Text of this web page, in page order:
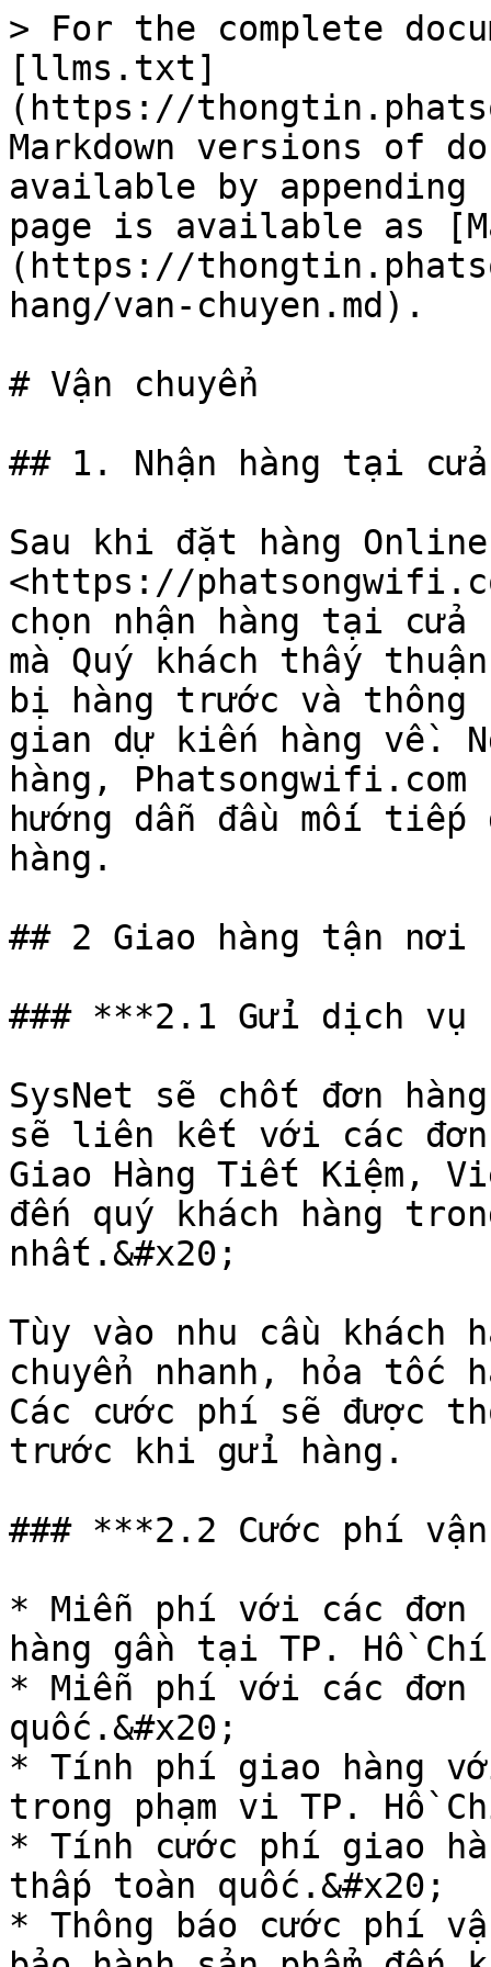
> For the complete
[llms.txt]
(https://
Markdown versions of
available by
page is available as
(https://
hang/van-chuyen.md).
# Vận chuyển
## 1. Nhận hàng tại cửa
Sau khi đặt hàng
<https://
chọn nhận hàng tại cửa
mà Quý khách thấy
bị hàng trước và thông
gian dự kiến hàng về.
hàng, Phatsongwifi.com
hướng dẫn đầu mối
hàng.
## 2 Giao hàng tận nơi
### ***2.1 Gửi dịch vụ
SysNet sẽ chốt đơn
sẽ liên kết với các đơn
Giao Hàng Tiết Kiệm,
đến quý khách hàng
nhất.&#x20;
Tùy vào nhu cầu khách
chuyển nhanh, hỏa tốc
Các cước phí sẽ được
trước khi gửi hàng.
### ***2.2 Cước phí
* Miễn phí với các đơn
hàng gần tại TP. Hồ
* Miễn phí với các
quốc.&#x20;
* Tính phí giao hàng
trong phạm vi TP. Hồ
* Tính cước phí giao
thấp toàn quốc.&#x20;
* Thông báo cước phí